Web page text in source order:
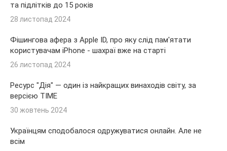
та підлітків до 15 років
28 листопад 2024
Фішингова афера з Apple ID, про яку слід пам'ятати
користувачам iPhone - шахраї вже на старті
26 листопад 2024
Ресурс "Дія" — один із найкращих винаходів світу, за
версією TIME
30 жовтень 2024
Українцям сподобалося одружуватися онлайн. Але не
всім